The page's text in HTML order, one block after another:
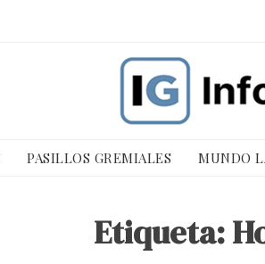
PASILLOS GREMIALES MUNDO
Etiqueta: